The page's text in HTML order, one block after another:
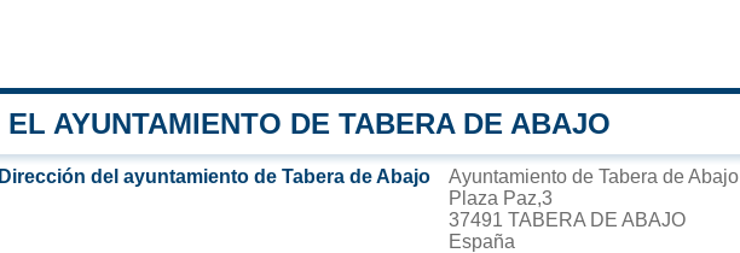
EL AYUNTAMIENTO DE TABERA DE ABAJO
Dirección del ayuntamiento de Tabera de Abajo
Ayuntamiento de Tabera de Abajo
Plaza Paz,3
37491 TABERA DE ABAJO
España